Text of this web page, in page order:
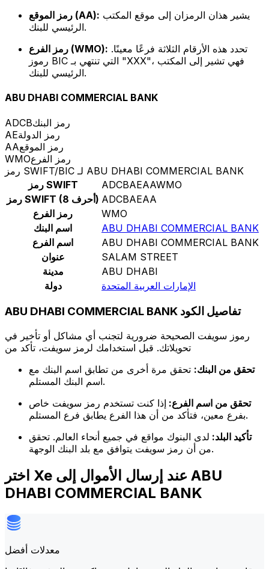
رمز الموقع (AA):
الرئيسي للبنك.
رمز الفرع (WMO):
رموز BIC التي تنتهي بـ "XXX"، فهي تشير إلى المكتب
الرئيسي للبنك.
ABU DHABI COMMERCIAL BANK
ADCBرمز البنك
AEرمز الدولة
AAرمز الموقع
WMOرمز الفرع
رمز SWIFT/BIC لـ ABU DHABI COMMERCIAL BANK
رمز SWIFT
ADCBAEAAWMO
رمز SWIFT (8 أحرف) ADCBAEAA
رمز الفرع
WMO
اسم البنك
ABU DHABI COMMERCIAL BANK
اسم الفرع
ABU DHABI COMMERCIAL BANK
عنوان
SALAM STREET
مدينة
ABU DHABI
دولة
الإمارات العربية المتحدة
ABU DHABI COMMERCIAL BANK تفاصيل الكود
رموز سويفت الصحيحة ضرورية لتجنب أي مشاكل أو تأخير في
تحويلاتك. قبل استخدامك لرمز سويفت، تأكد من
تحقق من البنك: تحقق مرة أخرى من تطابق اسم البنك مع
اسم البنك المستلم.
تحقق من اسم الفرع: إذا كنت تستخدم رمز سويفت خاص
بفرع معين، فتأكد من أن هذا الفرع يطابق فرع المستلم.
تأكيد البلد: لدى البنوك مواقع في جميع أنحاء العالم. تحقق
من أن رمز سويفت يتوافق مع بلد البنك الوجهة.
اختر Xe عند إرسال الأموال إلى ABU
DHABI COMMERCIAL BANK
معدلات أفضل